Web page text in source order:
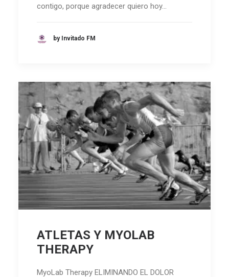
contigo, porque agradecer quiero hoy…
by Invitado FM
ATLETAS Y MYOLAB
THERAPY
MyoLab Therapy ELIMINANDO EL DOLOR